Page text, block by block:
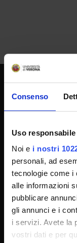
Consenso
Uso
Noi e i nostri
personali, ad
tecnologie come i
alle informazioni
pubblicare
gli annunci e i
i servizi. Avete la
vostri dati e per
Amministrazione
Albo Ufficiale
Concorsi
Gare di appalto
Atti di notifica
Note legali
Privacy